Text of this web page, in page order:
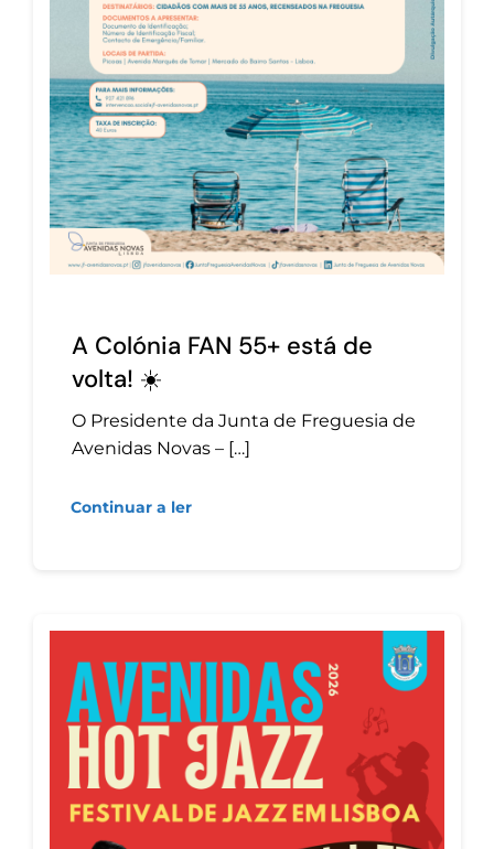
A Colónia FAN 55+ está de
volta! ☀️
O Presidente da Junta de Freguesia de
Avenidas Novas – […]
Continuar a ler